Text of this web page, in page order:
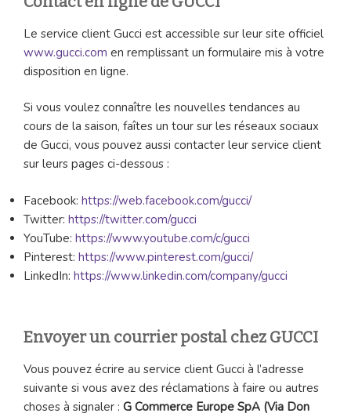
Le service client Gucci est accessible sur leur site officiel
www.gucci.com en remplissant un formulaire mis à votre
disposition en ligne.
Si vous voulez connaître les nouvelles tendances au
cours de la saison, faîtes un tour sur les réseaux sociaux
de Gucci, vous pouvez aussi contacter leur service client
sur leurs pages ci-dessous :
Facebook: https://web.facebook.com/gucci/
Twitter: https://twitter.com/gucci
YouTube: https://www.youtube.com/c/gucci
Pinterest: https://www.pinterest.com/gucci/
LinkedIn: https://www.linkedin.com/company/gucci
Envoyer un courrier postal chez GUCCI
Vous pouvez écrire au service client Gucci à l’adresse
suivante si vous avez des réclamations à faire ou autres
choses à signaler : G Commerce Europe SpA (Via Don